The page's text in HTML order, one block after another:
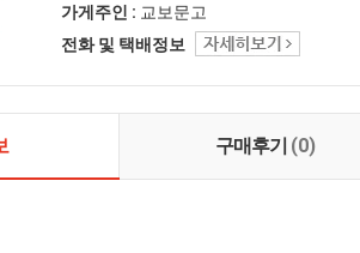
가게주인 : 교보문고
전화 및 택배정보
구매후기 (0)